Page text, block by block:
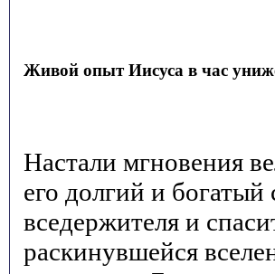
Живой опыт Иисуса в час
Настали мгновения
его долгий и богатый
вседержителя и
раскинувшейся